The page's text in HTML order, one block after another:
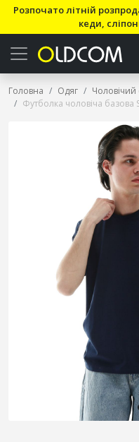
Розпочато літній
кеди,
Головна Одяг Чоловічий
Футболка чоловіча базова